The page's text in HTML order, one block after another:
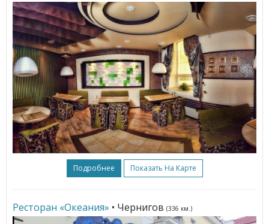
Подробнее Показать На Карте
Ресторан «Океания» • Чернигов (336 км.)